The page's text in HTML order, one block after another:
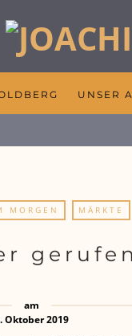
UNSER
MORGEN MÄRKTE
am
Oktober 2019